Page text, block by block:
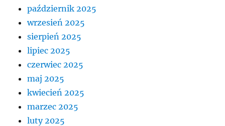
październik 2025
wrzesień 2025
sierpień 2025
lipiec 2025
czerwiec 2025
maj 2025
kwiecień 2025
marzec 2025
luty 2025